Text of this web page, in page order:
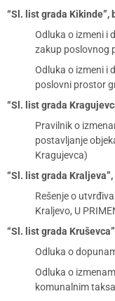
“Sl. list grada Kikinde”,
Odluka o izmeni i
zakup poslovnog
Odluka o izmeni i
poslovni prostor
“Sl. list grada
Pravilnik o
postavljanje
Kragujevca)
“Sl. list grada
Rešenje o
Kraljevo, U
“Sl. list grada
Odluka o
Odluka o
komunalnim